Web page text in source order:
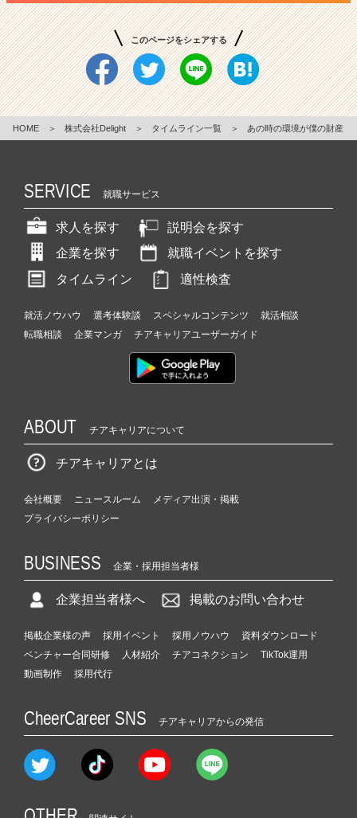
このページをシェアする
HOME ＞ 株式会社Delight ＞ タイムライン一覧 ＞ あの時の環境が僕の財産
SERVICE 就職サービス
求人を探す
説明会を探す
企業を探す
就職イベントを探す
タイムライン
適性検査
就活ノウハウ 選考体験談 スペシャルコンテンツ
就活相談
転職相談
企業マンガ チアキャリアユーザーガイド
ABOUT チアキャリアについて
チアキャリアとは
会社概要 ニュースルーム
メディア出演・掲載
プライバシーポリシー
BUSINESS 企業・採用担当者様
企業担当者様へ 掲載のお問い合わせ
掲載企業様の声 採用イベント 採用ノウハウ
資料ダウンロード
ベンチャー合同研修
人材紹介 チアコネクション
TikTok運用
動画制作
採用代行
CheerCareer SNS チアキャリアからの発信